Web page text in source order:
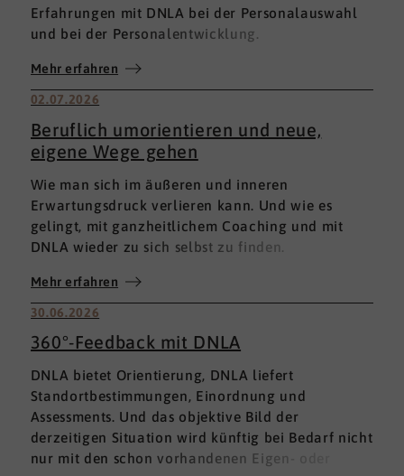
Erfahrungen mit DNLA bei der Personalauswahl
und bei der Personalentwicklung.
Mehr erfahren
02.07.2026
Beruflich umorientieren und neue,
eigene Wege gehen
Wie man sich im äußeren und inneren
Erwartungsdruck verlieren kann. Und wie es
gelingt, mit ganzheitlichem Coaching und mit
DNLA wieder zu sich selbst zu finden.
Mehr erfahren
30.06.2026
360°-Feedback mit DNLA
DNLA bietet Orientierung, DNLA liefert
Standortbestimmungen, Einordnung und
Assessments. Und das objektive Bild der
derzeitigen Situation wird künftig bei Bedarf nicht
nur mit den schon vorhandenen Eigen- oder